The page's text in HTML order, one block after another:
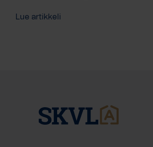
Lue artikkeli